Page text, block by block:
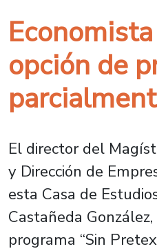
opción de
El director del
y Dirección de
esta Casa de
Castañeda
programa “Sin